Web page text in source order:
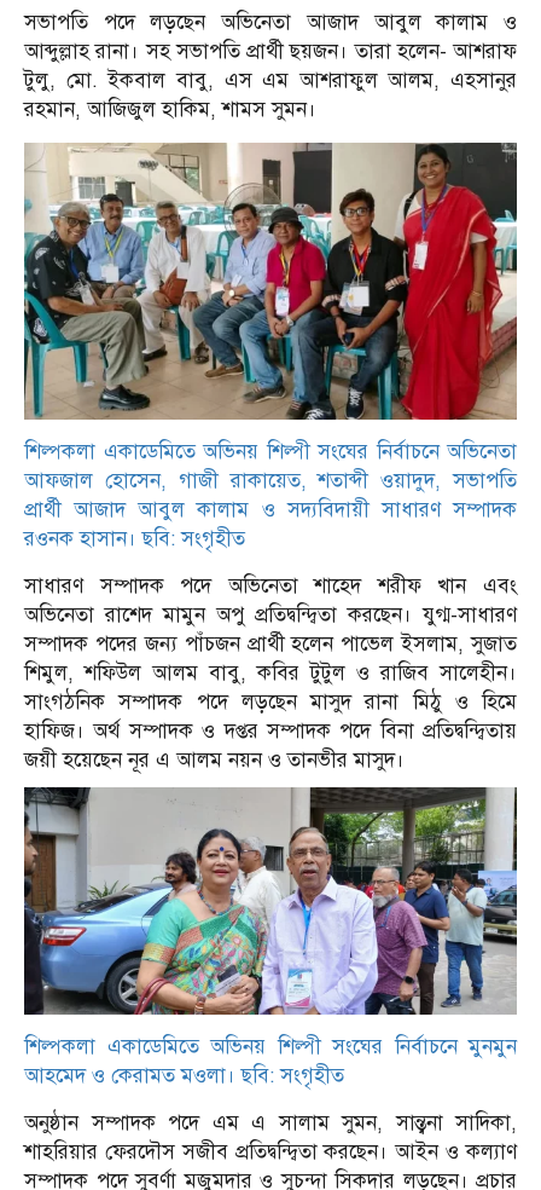
সভাপতি পদে লড়ছেন অভিনেতা আজাদ আবুল কালাম ও
আব্দুল্লাহ রানা। সহ সভাপতি প্রার্থী ছয়জন। তারা হলেন- আশরাফ
টুলু, মো. ইকবাল বাবু, এস এম আশরাফুল আলম, এহসানুর
রহমান, আজিজুল হাকিম, শামস সুমন।
শিল্পকলা একাডেমিতে অভিনয় শিল্পী সংঘের নির্বাচনে অভিনেতা
আফজাল হোসেন, গাজী রাকায়েত, শতাব্দী ওয়াদুদ, সভাপতি
প্রার্থী আজাদ আবুল কালাম ও সদ্যবিদায়ী সাধারণ সম্পাদক
রওনক হাসান। ছবি: সংগৃহীত
সাধারণ সম্পাদক পদে অভিনেতা শাহেদ শরীফ খান এবং
অভিনেতা রাশেদ মামুন অপু প্রতিদ্বন্দ্বিতা করছেন। যুগ্ম-সাধারণ
সম্পাদক পদের জন্য পাঁচজন প্রার্থী হলেন পাভেল ইসলাম, সুজাত
শিমুল, শফিউল আলম বাবু, কবির টুটুল ও রাজিব সালেহীন।
সাংগঠনিক সম্পাদক পদে লড়ছেন মাসুদ রানা মিঠু ও হিমে
হাফিজ। অর্থ সম্পাদক ও দপ্তর সম্পাদক পদে বিনা প্রতিদ্বন্দ্বিতায়
জয়ী হয়েছেন নূর এ আলম নয়ন ও তানভীর মাসুদ।
শিল্পকলা একাডেমিতে অভিনয় শিল্পী সংঘের নির্বাচনে মুনমুন
আহমেদ ও কেরামত মওলা। ছবি: সংগৃহীত
অনুষ্ঠান সম্পাদক পদে এম এ সালাম সুমন, সান্ত্বনা সাদিকা,
শাহরিয়ার ফেরদৌস সজীব প্রতিদ্বন্দ্বিতা করছেন। আইন ও কল্যাণ
সম্পাদক পদে সুবর্ণা মজুমদার ও সুচন্দা সিকদার লড়ছেন। প্রচার